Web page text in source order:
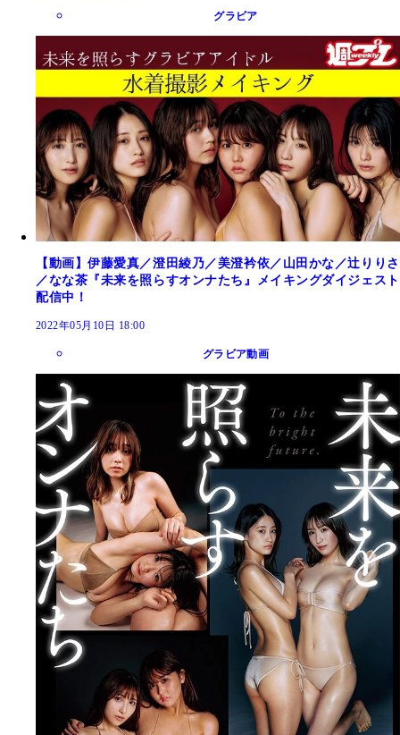
グラビア
【動画】伊藤愛真／澄田綾乃／美澄衿依／山田かな／辻りりさ
／なな茶『未来を照らすオンナたち』メイキングダイジェスト
配信中！
2022年05月10日 18:00
グラビア動画